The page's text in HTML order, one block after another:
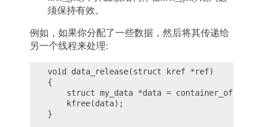
须保持有效。
例如，如果你分配了一些数据，然后将其传递给
另一个线程来处理:
void data_release(struct kref *ref)
{
struct my_data *data = container_of(ref,
    kfree(data);
}